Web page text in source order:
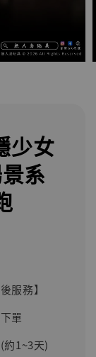
少女
系
服務】
單
1~3天)